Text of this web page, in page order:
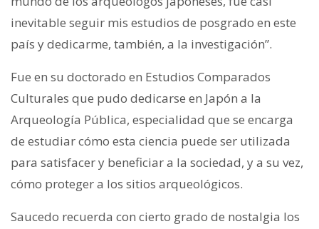
inevitable seguir mis estudios de posgrado en este
país y dedicarme, también, a la investigación”.
Fue en su doctorado en Estudios Comparados
Culturales que pudo dedicarse en Japón a la
Arqueología Pública, especialidad que se encarga
de estudiar cómo esta ciencia puede ser utilizada
para satisfacer y beneficiar a la sociedad, y a su vez,
cómo proteger a los sitios arqueológicos.
Saucedo recuerda con cierto grado de nostalgia los